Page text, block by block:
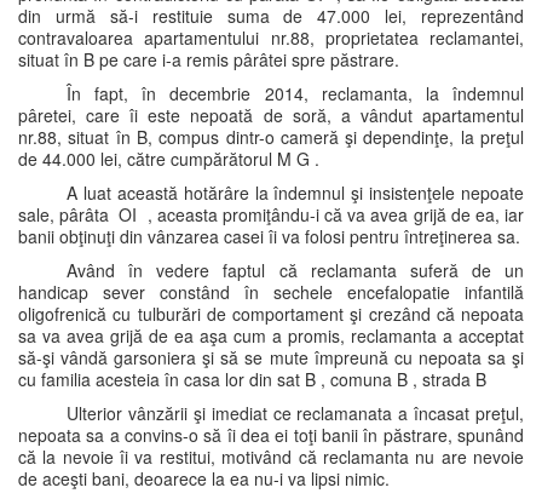
din urmă să-i restituie suma de 47.000 lei, reprezentând
contravaloarea apartamentului nr.88, proprietatea reclamantei,
situat în B pe care i-a remis pârâtei spre păstrare.
În fapt, în decembrie 2014, reclamanta, la îndemnul
pâretei, care îi este nepoată de soră, a vândut apartamentul
nr.88, situat în B, compus dintr-o cameră şi dependinţe, la preţul
de 44.000 lei, către cumpărătorul M G .
A luat această hotărâre la îndemnul şi insistenţele nepoate
sale, pârâta OI , aceasta promiţându-i că va avea grijă de ea, iar
banii obţinuţi din vânzarea casei îi va folosi pentru întreţinerea sa.
Având în vedere faptul că reclamanta suferă de un
handicap sever constând în sechele encefalopatie infantilă
oligofrenică cu tulburări de comportament şi crezând că nepoata
sa va avea grijă de ea aşa cum a promis, reclamanta a acceptat
să-şi vândă garsoniera şi să se mute împreună cu nepoata sa şi
cu familia acesteia în casa lor din sat B , comuna B , strada B
Ulterior vânzării şi imediat ce reclamanata a încasat preţul,
nepoata sa a convins-o să îi dea ei toţi banii în păstrare, spunând
că la nevoie îi va restitui, motivând că reclamanta nu are nevoie
de aceşti bani, deoarece la ea nu-i va lipsi nimic.